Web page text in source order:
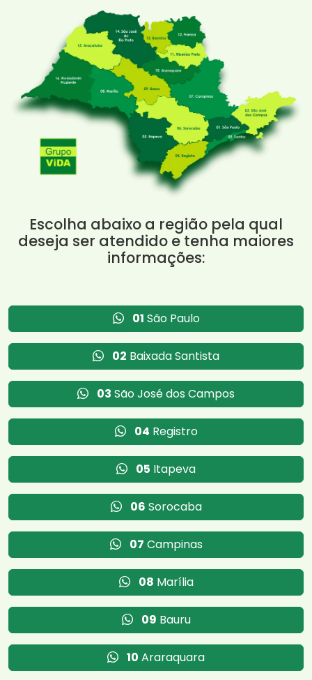
Escolha abaixo a região pela qual
deseja ser atendido e tenha maiores
informações:
01 São Paulo
02 Baixada Santista
03 São José dos Campos
04 Registro
05 Itapeva
06 Sorocaba
07 Campinas
08 Marília
09 Bauru
10 Araraquara